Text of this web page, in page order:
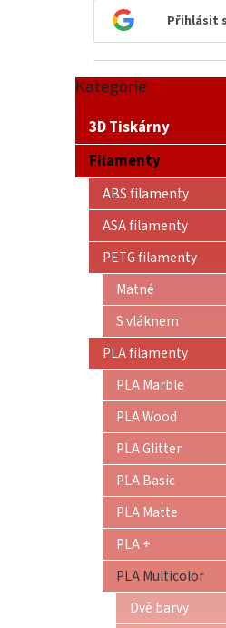
Přihlásit
Přeskočit
Kategorie
3D Tiskárny
Filamenty
ABS filamenty
ASA filamenty
PETG filamenty
Matné
S vláknem
PLA filamenty
PLA Marble
PLA Wood
PLA Glitter
PLA Basic
PLA Matte
PLA +
PLA Multicolor
Dvě barvy